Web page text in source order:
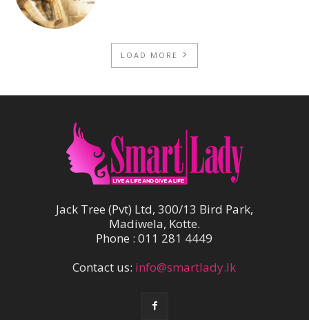
LOAD MORE
Jack Tree (Pvt) Ltd, 300/13 Bird Park,
Madiwela, Kotte.
Phone : 011 281 4449
Contact us: info@smartlady.lk